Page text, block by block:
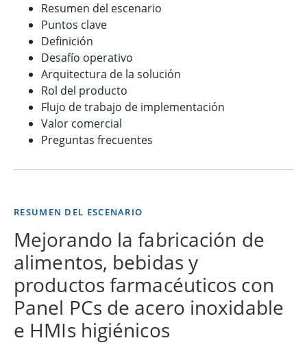
Resumen del escenario
Puntos clave
Definición
Desafío operativo
Arquitectura de la solución
Rol del producto
Flujo de trabajo de implementación
Valor comercial
Preguntas frecuentes
RESUMEN DEL ESCENARIO
Mejorando la fabricación de
alimentos, bebidas y
productos farmacéuticos con
Panel PCs de acero inoxidable
e HMIs higiénicos